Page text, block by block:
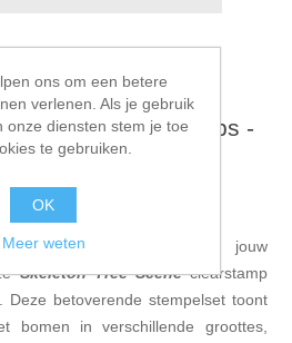
- Lavinia Stamps -
LAV530
Scènes met de
Tree Scene
loop en transformeer jouw
Skeleton Tree Sceneclearstamp
. Deze betoverende stempelset toont
bomen in verschillende groottes,
ons om een betere
verlenen. Als je gebruik
onze diensten stem je toe
te gebruiken.
OK
Meer weten